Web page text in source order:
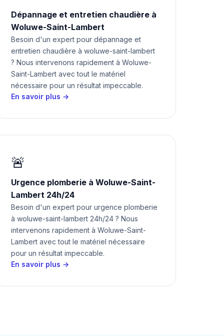
Dépannage et entretien chaudière à
Woluwe-Saint-Lambert
Besoin d'un expert pour dépannage et
entretien chaudière à woluwe-saint-lambert
? Nous intervenons rapidement à Woluwe-
Saint-Lambert avec tout le matériel
nécessaire pour un résultat impeccable.
En savoir plus →
🚨
Urgence plomberie à Woluwe-Saint-
Lambert 24h/24
Besoin d'un expert pour urgence plomberie
à woluwe-saint-lambert 24h/24 ? Nous
intervenons rapidement à Woluwe-Saint-
Lambert avec tout le matériel nécessaire
pour un résultat impeccable.
En savoir plus →